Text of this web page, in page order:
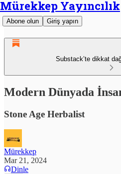
Mürekkep Yayıncılık
Abone olun Giriş yapın
Substack’te dikkat
Modern Dünyada
Stone Age Herbalist
Mürekkep
Mar 21, 2024
Dinle